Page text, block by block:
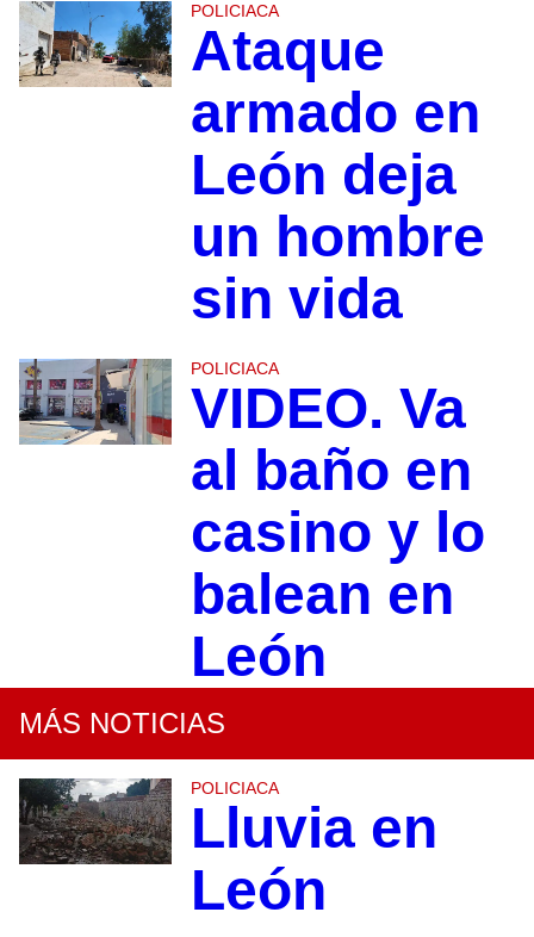
POLICIACA
Ataque
armado en
León deja
un hombre
sin vida
POLICIACA
VIDEO. Va
al baño en
casino y lo
balean en
León
MÁS NOTICIAS
POLICIACA
Lluvia en
León